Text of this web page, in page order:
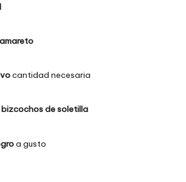
amareto
cantidad necesaria
bizcochos de soletilla
a gusto